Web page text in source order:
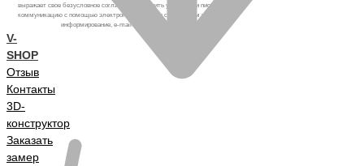
выражает свое безусловное согласие продолжить устную или письменную
коммуникацию с помощью электронных средств связи, в том числе: sms-
информирование, e-mail-рассылка и т.п. и т.д.
V-
SHOP
Отзыв
Контакты
3D-
конструктор
Заказать
замер